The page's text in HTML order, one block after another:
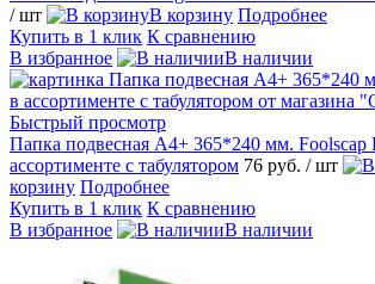
/ шт
В корзину Подробнее
Купить в 1 клик К сравнению
В избранное
В наличии
Быстрый просмотр
Папка подвесная А4+ 365*240 мм. Foolscap
ассортименте с табулятором 76 руб. / шт
корзину Подробнее
Купить в 1 клик К сравнению
В избранное
В наличии